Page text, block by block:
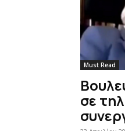
Must Read
σε